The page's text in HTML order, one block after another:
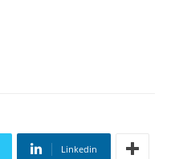
Linkedin